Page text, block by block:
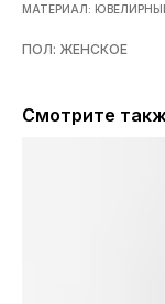
МАТЕРИАЛ:
ПОЛ: ЖЕНСКОЕ
Смотрите